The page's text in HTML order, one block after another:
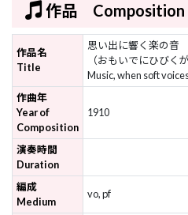
作品 Composition
作品名
Title
思い出に響く楽の音
（おもいでにひびく
Music, when soft
作曲年
Year of
Composition
1910
演奏時間
Duration
編成
Medium
vo, pf